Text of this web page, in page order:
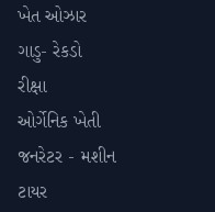
ખેત ઓઝાર
ગાડુ- રેકડો
રીક્ષા
ઓર્ગેનિક ખેતી
જનરેટર - મશીન
ટાયર